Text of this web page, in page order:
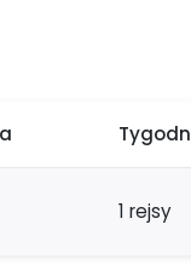
1 rejsy